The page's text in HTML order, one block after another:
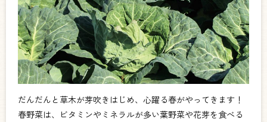
だんだんと草木が芽吹きはじめ、心躍る春がやってきます！
春野菜は、ビタミンやミネラルが多い葉野菜や花芽を食べる